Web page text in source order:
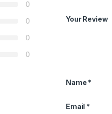
0
0
0
0
Your Review
Name *
Email *